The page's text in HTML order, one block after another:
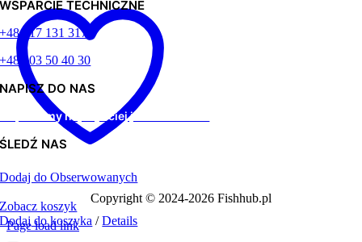
Dodaj do Obserwowanych
Zobacz koszyk
Dodaj do koszyka / Details
WSPARCIE TECHNICZNE
+48 517 131 317
+48 603 50 40 30
NAPISZ DO NAS
Odpiszemy najszybciej jak to możliwe
ŚLEDŹ NAS
Copyright © 2024-2026 Fishhub.pl
Page load link